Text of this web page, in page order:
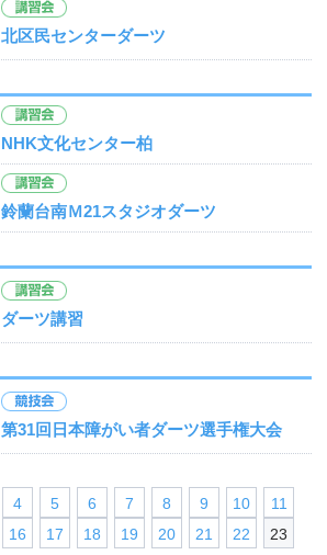
北区民センターダーツ
NHK文化センター柏
鈴蘭台南Ｍ21スタジオダーツ
ダーツ講習
第31回日本障がい者ダーツ選手権大会
4 5 6 7 8 9 10
11
16 17 18 19 20 21 22
23